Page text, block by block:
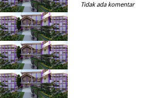
Tidak ada komentar